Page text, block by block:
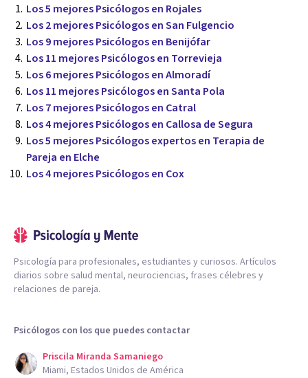
Los 5 mejores Psicólogos en Rojales
Los 2 mejores Psicólogos en San Fulgencio
Los 9 mejores Psicólogos en Benijófar
Los 11 mejores Psicólogos en Torrevieja
Los 6 mejores Psicólogos en Almoradí
Los 11 mejores Psicólogos en Santa Pola
Los 7 mejores Psicólogos en Catral
Los 4 mejores Psicólogos en Callosa de Segura
Los 5 mejores Psicólogos expertos en Terapia de
Pareja en Elche
Los 4 mejores Psicólogos en Cox
Psicología para profesionales, estudiantes y curiosos. Artículos
diarios sobre salud mental, neurociencias, frases célebres y
relaciones de pareja.
Psicólogos con los que puedes contactar
Priscila Miranda Samaniego
Miami, Estados Unidos de América